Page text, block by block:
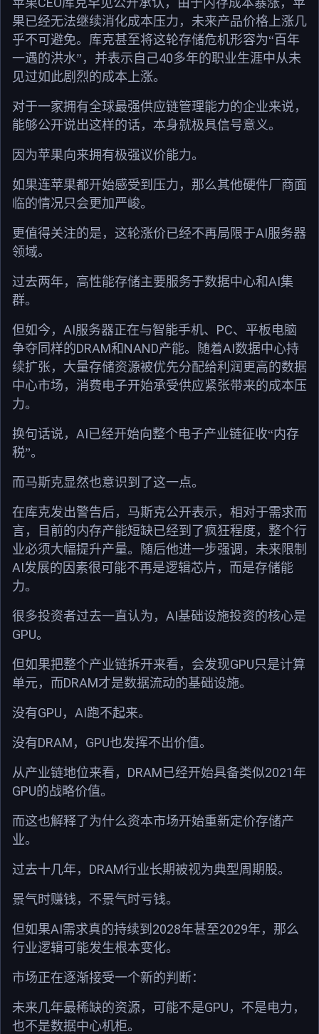
果已经无法继续消化成本压力，未来产品价格上涨几
乎不可避免。库克甚至将这轮存储危机形容为“百年
一遇的洪水”，并表示自己40多年的职业生涯中从未
见过如此剧烈的成本上涨。
对于一家拥有全球最强供应链管理能力的企业来说，
能够公开说出这样的话，本身就极具信号意义。
因为苹果向来拥有极强议价能力。
如果连苹果都开始感受到压力，那么其他硬件厂商面
临的情况只会更加严峻。
更值得关注的是，这轮涨价已经不再局限于AI服务器
领域。
过去两年，高性能存储主要服务于数据中心和AI集
群。
但如今， AI服务器正在与智能手机、 PC、平板电脑
争夺同样的DRAM和 NAND产能。随着AI数据中心持
续扩张，大量存储资源被优先分配给利润更高的数据
中心市场，消费电子开始承受供应紧张带来的成本压
力。
换句话说， AI已经开始向整个电子产业链征收“内存
税”。
而马斯克显然也意识到了这一点。
在库克发出警告后，马斯克公开表示，相对于需求而
言，目前的内存产能短缺已经到了疯狂程度，整个行
业必须大幅提升产量。随后他进一步强调，未来限制
AI发展的因素很可能不再是逻辑芯片，而是存储能
力。
很多投资者过去一直认为， AI基础设施投资的核心是
GPU。
但如果把整个产业链拆开来看，会发现GPU只是计算
单元，而DRAM才是数据流动的基础设施。
没有GPU ， AI跑不起来。
没有DRAM ， GPU也发挥不出价值。
从产业链地位来看， DRAM已经开始具备类似2021 年
GPU的战略价值。
而这也解释了为什么资本市场开始重新定价存储产
业。
过去十几年， DRAM行业长期被视为典型周期股。
景气时赚钱，不景气时亏钱。
但如果AI需求真的持续到 2028年甚至2029年，那么
行业逻辑可能发生根本变化。
市场正在逐渐接受一个新的判断：
未来几年最稀缺的资源，可能不是GPU ，不是电力，
也不是数据中心机柜。